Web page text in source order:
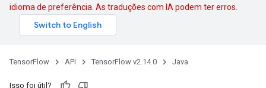
idioma de preferência. As traduções com IA podem ter erros.
TensorFlow API TensorFlow v2.14.0 Java
Isso foi útil?